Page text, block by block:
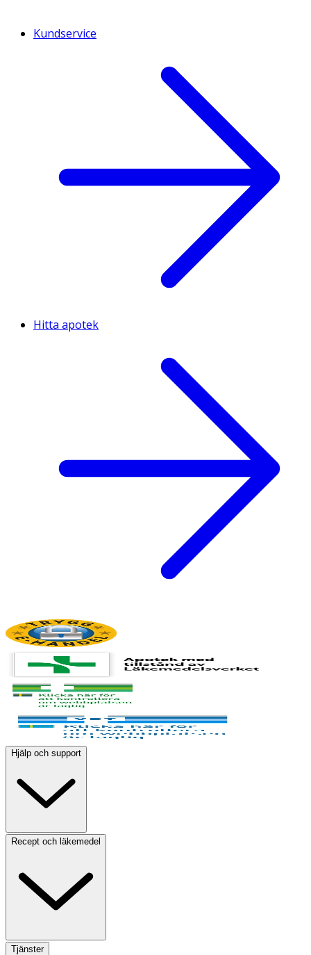
Kundservice
Hitta apotek
Hjälp och support
Recept och läkemedel
Tjänster